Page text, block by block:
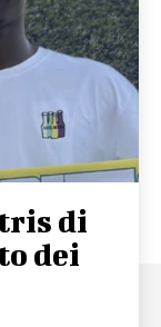
di
dei